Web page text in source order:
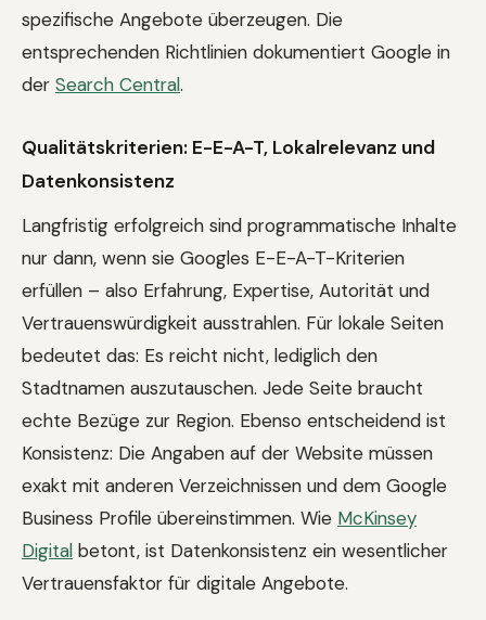
spezifische Angebote überzeugen. Die
entsprechenden Richtlinien dokumentiert Google in
der Search Central.
Qualitätskriterien: E-E-A-T, Lokalrelevanz und
Datenkonsistenz
Langfristig erfolgreich sind programmatische Inhalte
nur dann, wenn sie Googles E-E-A-T-Kriterien
erfüllen – also Erfahrung, Expertise, Autorität und
Vertrauenswürdigkeit ausstrahlen. Für lokale Seiten
bedeutet das: Es reicht nicht, lediglich den
Stadtnamen auszutauschen. Jede Seite braucht
echte Bezüge zur Region. Ebenso entscheidend ist
Konsistenz: Die Angaben auf der Website müssen
exakt mit anderen Verzeichnissen und dem Google
Business Profile übereinstimmen. Wie McKinsey
Digital betont, ist Datenkonsistenz ein wesentlicher
Vertrauensfaktor für digitale Angebote.